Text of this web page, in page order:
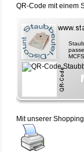
QR-Code mit einem
Mit unserer